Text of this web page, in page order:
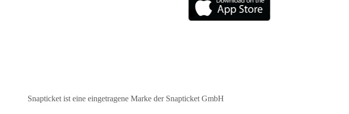
Snapticket ist eine eingetragene Marke der Snapticket GmbH